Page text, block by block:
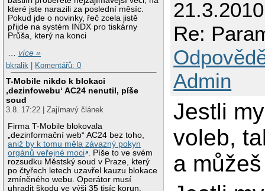
které jste narazili za poslední měsíc.
Pokud jde o novinky, řeč zcela jistě
přijde na systém INDX pro tiskárny
Průša, který na konci
…více »
bkralik
Komentářů: 0
T-Mobile nikdo k blokaci
‚dezinfowebu‘ AC24 nenutil, píše
soud
3.8. 17:22 | Zajímavý článek
Firma T-Mobile blokovala
„dezinformační web“ AC24 bez toho,
aniž by k tomu měla závazný pokyn
orgánů veřejné moci . Píše to ve svém
rozsudku Městský soud v Praze, který
po čtyřech letech uzavřel kauzu blokace
zmíněného webu. Operátor musí
uhradit škodu ve výši 35 tisíc korun.
Re:
Admin
Jestli
voleb,
a